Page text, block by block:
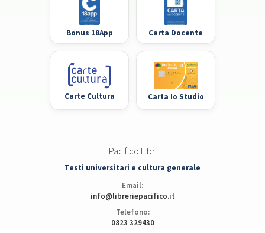
Bonus 18App Carta Docente
Carte Cultura Carta Io Studio
Pacifico Libri
Testi universitari e cultura generale
Email:
info@libreriepacifico.it
Telefono:
0823 329430